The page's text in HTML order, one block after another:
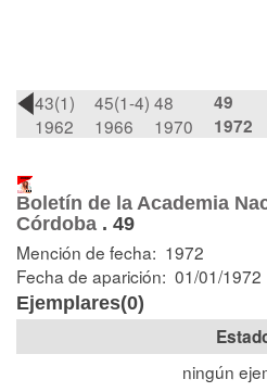
43(1)
1962
45(1-4)
1966
48
1970
49
1972
Boletín de la Academia
Córdoba . 49
Mención de fecha: 1972
Fecha de aparición: 01/01/1972
Ejemplares(0)
ningún